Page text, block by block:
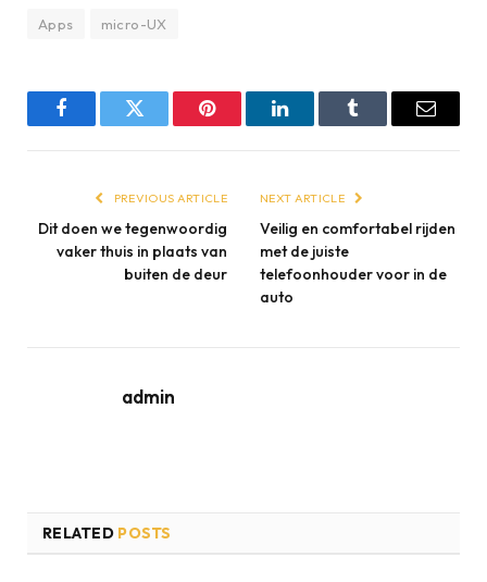
Apps micro-UX
FacebookTwitter Pinterest LinkedInTumblr Email
PREVIOUS ARTICLE
Dit doen we tegenwoordig
vaker thuis in plaats van
buiten de deur
NEXT ARTICLE
Veilig en comfortabel rijden
met de juiste
telefoonhouder voor in de
auto
admin
RELATED POSTS